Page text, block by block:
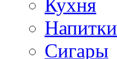
Кухня
Напитки
Сигары